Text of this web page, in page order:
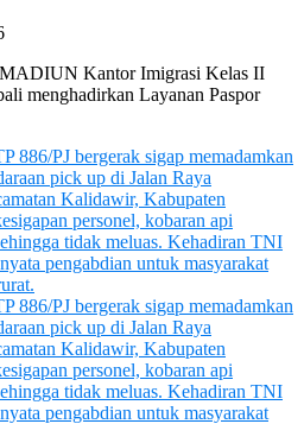
Kantor Imigrasi Kelas II
menghadirkan Layanan Paspor